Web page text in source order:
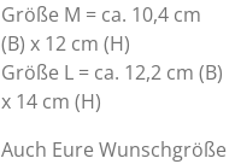
Größe M = ca. 10,4 cm
(B) x 12 cm (H)
Größe L = ca. 12,2 cm (B)
x 14 cm (H)
Auch Eure Wunschgröße